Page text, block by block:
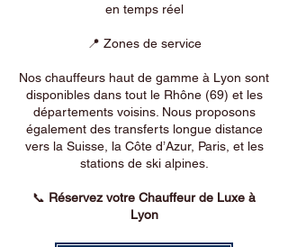
en temps réel
📍 Zones de service
Nos chauffeurs haut de gamme à Lyon sont
disponibles dans tout le Rhône (69) et les
départements voisins. Nous proposons
également des transferts longue distance
vers la Suisse, la Côte d’Azur, Paris, et les
stations de ski alpines.
📞 Réservez votre Chauffeur de Luxe à
Lyon